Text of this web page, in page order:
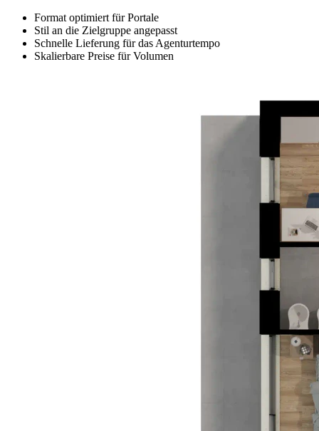
Format optimiert für Portale
Stil an die Zielgruppe angepasst
Schnelle Lieferung für das Agenturtempo
Skalierbare Preise für Volumen